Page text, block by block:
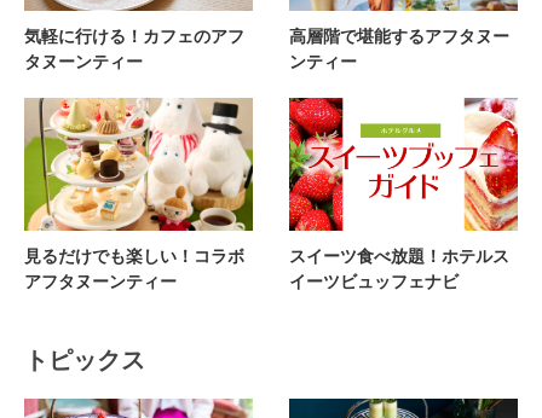
気軽に行ける！カフェのアフ
タヌーンティー
高層階で堪能するアフタヌー
ンティー
見るだけでも楽しい！コラボ
アフタヌーンティー
スイーツ食べ放題！ホテルス
イーツビュッフェナビ
トピックス